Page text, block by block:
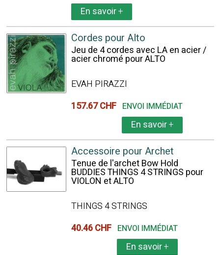
En savoir+
Cordes pour Alto
Jeu de 4 cordes avec LA en acier /
acier chromé pour ALTO
EVAH PIRAZZI
157.67 CHF ENVOI IMMÉDIAT
En savoir+
Accessoire pour Archet
Tenue de l'archet Bow Hold
BUDDIES THINGS 4 STRINGS pour
VIOLON et ALTO
THINGS 4 STRINGS
40.46 CHF ENVOI IMMÉDIAT
En savoir+